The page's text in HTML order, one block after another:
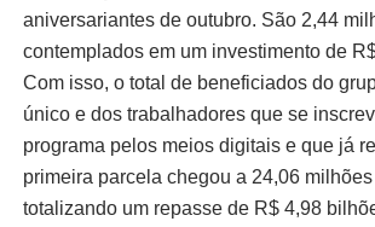
aniversariantes de outubro. São 2,44
contemplados em um investimento de
Com isso, o total de beneficiados do
único e dos trabalhadores que se
programa pelos meios digitais e que já
primeira parcela chegou a 24,06
totalizando um repasse de R$ 4,98